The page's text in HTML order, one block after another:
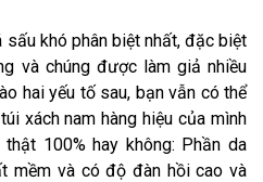
sấu khó phân biệt nhất, đặc biệt
và chúng được làm giả nhiều
hai yếu tố sau, bạn vẫn có thể
xách nam hàng hiệu của mình
100% hay không: Phần da
mềm và có độ đàn hồi cao và